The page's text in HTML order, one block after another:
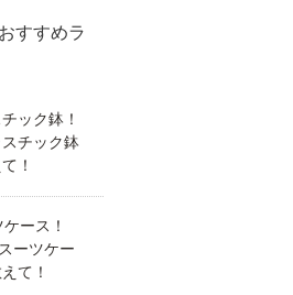
すすめラ
ック鉢！
チック鉢
！
ース！
ーツケー
て！